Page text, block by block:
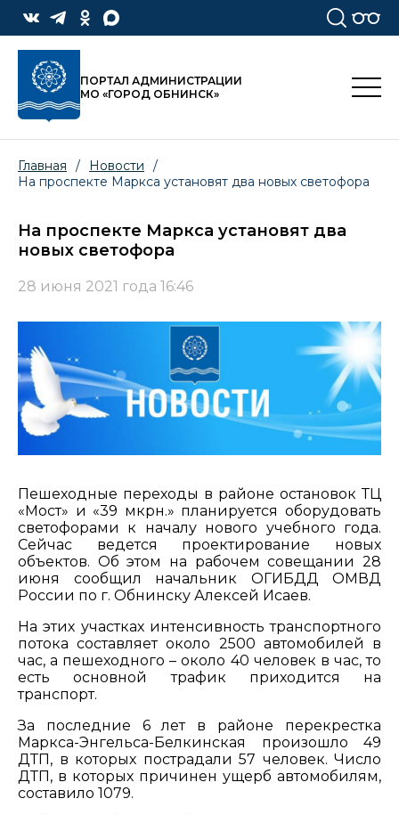
ПОРТАЛ АДМИНИСТРАЦИИ
МО «ГОРОД ОБНИНСК»
Главная / Новости
/
На проспекте Маркса установят два новых светофора
На проспекте Маркса установят два
новых светофора
28 июня 2021 года 16:46
Пешеходные переходы в районе остановок ТЦ
«Мост» и «39 мкрн.» планируется оборудовать
светофорами к началу нового учебного года.
Сейчас ведется проектирование новых
объектов. Об этом на рабочем совещании 28
июня сообщил начальник ОГИБДД ОМВД
России по г. Обнинску Алексей Исаев.
На этих участках интенсивность транспортного
потока составляет около 2500 автомобилей в
час, а пешеходного – около 40 человек в час, то
есть основной трафик приходится на
транспорт.
За последние 6 лет в районе перекрестка
Маркса-Энгельса-Белкинская произошло 49
ДТП, в которых пострадали 57 человек. Число
ДТП, в которых причинен ущерб автомобилям,
составило 1079.